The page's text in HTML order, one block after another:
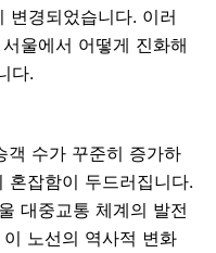
변경되었습니다. 이러
울에서 어떻게 진화해
다.
수가 꾸준히 증가하
혼잡함이 두드러집니다.
대중교통 체계의 발전
노선의 역사적 변화